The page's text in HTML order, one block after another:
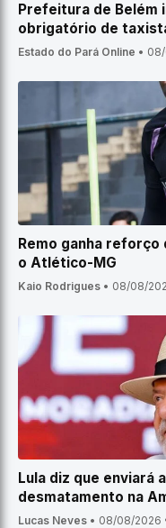
Prefeitura de Belém
obrigatório de
Estado do Pará Online •
Remo ganha
o Atlético-MG
Kaio Rodrigues • 08/08/
Lula diz que enviará
desmatamento na
Lucas Neves • 08/08/2026